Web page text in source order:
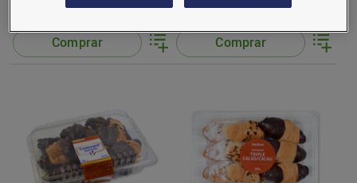
Comprar
2,5 €/u.
Comprar